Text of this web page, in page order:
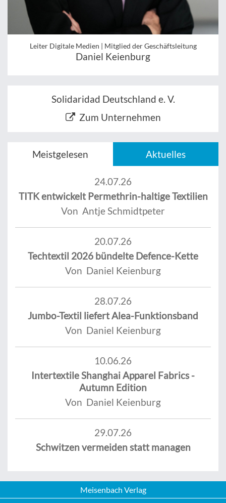
Leiter Digitale Medien | Mitglied der Geschäftsleitung
Daniel Keienburg
Solidaridad Deutschland e. V.
Zum Unternehmen
Meistgelesen Aktuelles
24.07.26
TITK entwickelt Permethrin-haltige Textilien
Von Antje Schmidtpeter
20.07.26
Techtextil 2026 bündelte Defence-Kette
Von Daniel Keienburg
28.07.26
Jumbo-Textil liefert Alea-Funktionsband
Von Daniel Keienburg
10.06.26
Intertextile Shanghai Apparel Fabrics -
Autumn Edition
Von Daniel Keienburg
29.07.26
Schwitzen vermeiden statt managen
Meisenbach Verlag